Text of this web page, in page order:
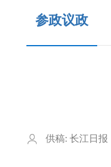
参政议政
供稿: 长江日报